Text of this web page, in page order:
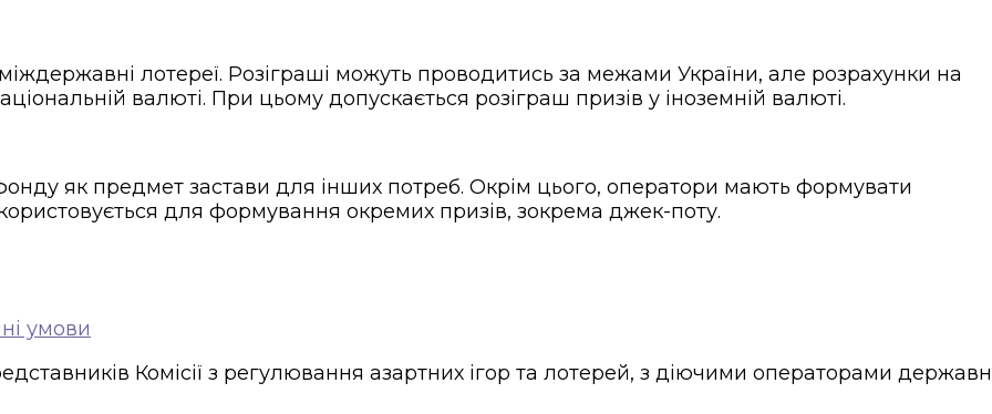
лотереї. Розіграші можуть проводитись за межами України, але розрахунки на
валюті. При цьому допускається розіграш призів у іноземній валюті.
як предмет застави для інших потреб. Окрім цього, оператори мають формувати
для формування окремих призів, зокрема джек-поту.
умови
Комісії з регулювання азартних ігор та лотерей, з діючими операторами